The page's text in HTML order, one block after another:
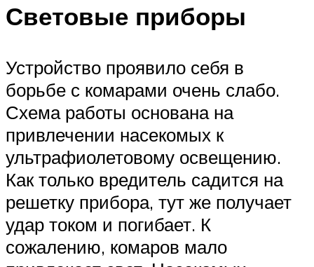
Световые приборы
Устройство проявило себя в
борьбе с комарами очень слабо.
Схема работы основана на
привлечении насекомых к
ультрафиолетовому освещению.
Как только вредитель садится на
решетку прибора, тут же получает
удар током и погибает. К
сожалению, комаров мало